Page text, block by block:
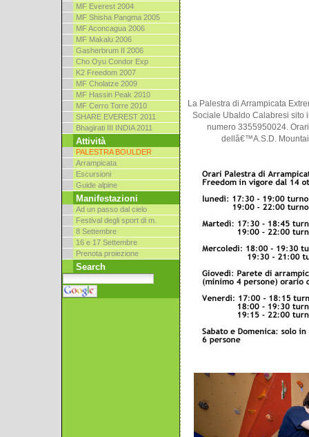
MF Everest 2004
MF Shisha Pangma 2005
MF Aconcagua 2006
MF Makalu 2006
Gasherbrum II 2006
Cho Oyu Condor Exp
K2 Freedom 2007
MF Cholatze 2009
MF Hassin Peak 2010
MF Cerro Torre 2010
SHARE EVEREST 2011
Bhagirati III INDIA 2011
Attività
PALESTRA BOULDER
Arrampicata
Escursioni
Guide alpine
Manifestazioni
Ad un passo dal cielo
Festival degli sport di m.
8 Settembre
16 e 17 Settembre
Prenota proiezione
Search
La Palestra di Arrampicata
Sociale Ubaldo Calabresi sito
numero 3355950024.
dellâ€™A.S.D.